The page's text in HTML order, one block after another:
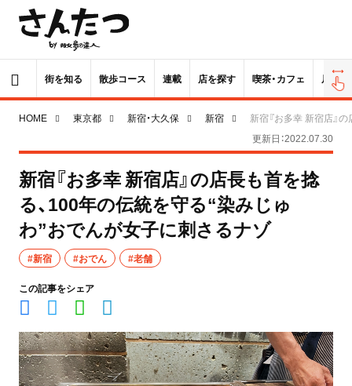
街を知る 散歩コース 連載 店を探す 喫茶・カフェ 居酒屋
HOME 東京都 新宿・大久保 新宿
新宿『お多幸 新宿店』
更新日：2022.07.30
新宿『お多幸 新宿店』の店長も首を捻
る、100年の伝統を守る“染みじゅ
わ”おでんが女子に刺さるナゾ
#新宿 #おでん #老舗
この記事をシェア